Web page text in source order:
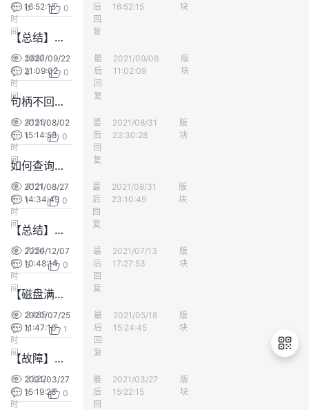
的
课
程
我
的
认
证
我
的
实
验
我
的
收
藏
技
术
支
持
的
云
声
建
议
布
时
间
16:52:15
后
回
复
16:52:15
块
0
0
【总结】【磁盘】常用集群磁盘检查与只读参数介绍
发
布
时
间
2020/09/22
21:09:02
最
后
回
复
云中游
2021/09/06
11:02:09
版
块
5887
3
0
句柄不回收，空间不释放
发
布
时
间
2021/08/02
15:14:58
最
后
回
复
努力学习ing
2021/08/31
23:30:28
版
块
4153
1
0
如何查询残留线程
发
布
时
间
2021/08/27
14:34:43
最
后
回
复
努力学习ing
2021/08/31
23:10:49
版
块
4121
1
0
【总结】如何查询表的脏页率
发
布
时
间
2020/12/07
10:48:14
最
后
回
复
匿名用户群体
2021/07/13
17:27:53
版
块
7254
5
0
【磁盘满系列案例3】用户SQL有误，数据膨胀和倾斜导致磁盘爆满
发
布
时
间
2020/07/25
11:47:10
最
后
回
复
瘸子那条好腿
2021/05/18
15:24:45
版
块
3465
4
1
【故障】执行业务报错：Can&apos;t fit xid into page
发
布
时
2021/03/27
15:19:28
最
后
回
匿名用户群体
2021/03/27
15:22:15
版
块
3322
2
0